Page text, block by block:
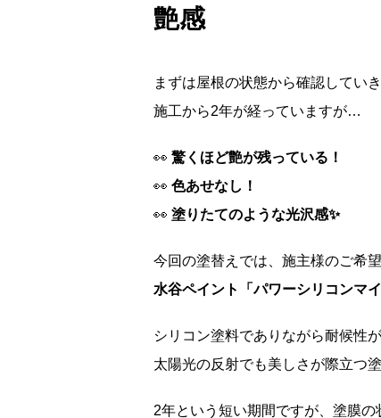
艶感
まずは屋根の状態から確認していき
施工から2年が経っていますが…
👀 驚くほど艶が残っている！
👀 色あせなし！
👀 塗りたてのような光沢感✨
今回の塗替えでは、施主様のご希
水谷ペイント「パワーシリコンマ
シリコン塗料でありながら耐候性が
太陽光の反射でも美しさが際立つ塗
2年という短い期間ですが、塗膜の